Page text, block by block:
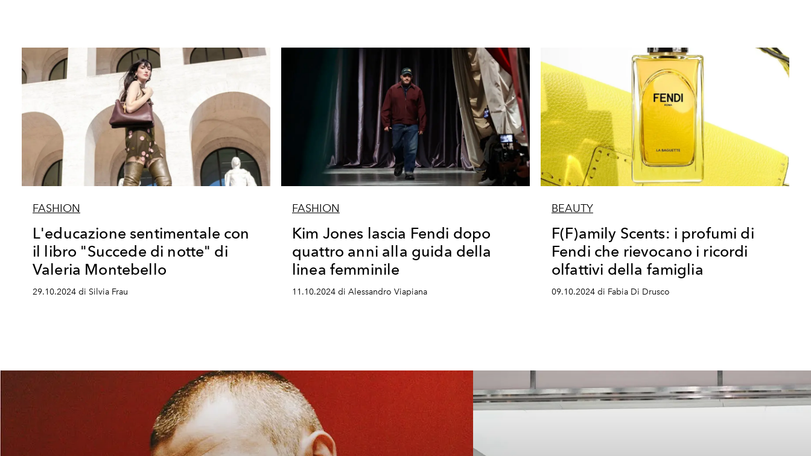
FASHION
L'educazione sentimentale con
il libro "Succede di notte" di
Valeria Montebello
29.10.2024 di Silvia Frau
FASHION
Kim Jones lascia Fendi dopo
quattro anni alla guida della
linea femminile
11.10.2024 di Alessandro Viapiana
BEAUTY
F(F)amily Scents: i profumi di
Fendi che rievocano i ricordi
olfattivi della famiglia
09.10.2024 di Fabia Di Drusco